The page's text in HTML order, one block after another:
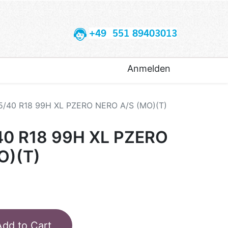
+49 551 89403013
Anmelden
40 R18 99H XL PZERO NERO A/S (MO)(T)
R18 99H XL PZERO
to Cart